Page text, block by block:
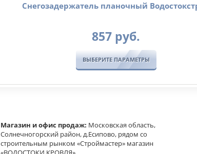
Снегозадержатель планочный
857 руб.
ВЫБЕРИТЕ ПАРАМЕТРЫ
Магазин и офис продаж: Московская область,
Солнечногорский район, д.Есипово, рядом со
строительным рынком «Строймастер» магазин